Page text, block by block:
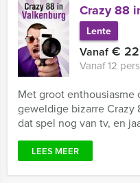
Crazy 88
Lente
Vanaf€
Vanaf 12
Met groot
geweldige bizarre Crazy
dat spel nog van tv, en
LEES MEER